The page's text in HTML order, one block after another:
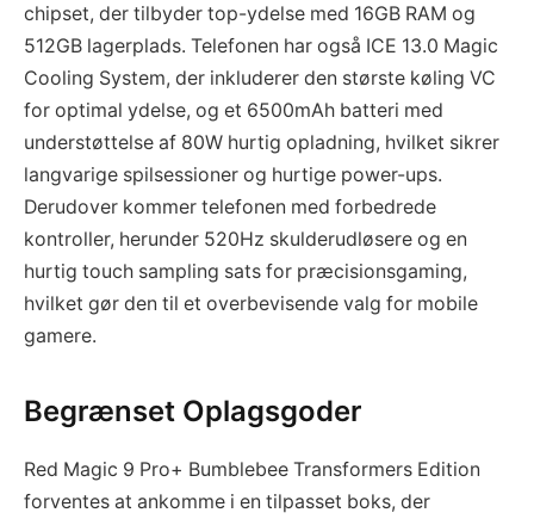
chipset, der tilbyder top-ydelse med 16GB RAM og
512GB lagerplads. Telefonen har også ICE 13.0 Magic
Cooling System, der inkluderer den største køling VC
for optimal ydelse, og et 6500mAh batteri med
understøttelse af 80W hurtig opladning, hvilket sikrer
langvarige spilsessioner og hurtige power-ups.
Derudover kommer telefonen med forbedrede
kontroller, herunder 520Hz skulderudløsere og en
hurtig touch sampling sats for præcisionsgaming,
hvilket gør den til et overbevisende valg for mobile
gamere.
Begrænset Oplagsgoder
Red Magic 9 Pro+ Bumblebee Transformers Edition
forventes at ankomme i en tilpasset boks, der